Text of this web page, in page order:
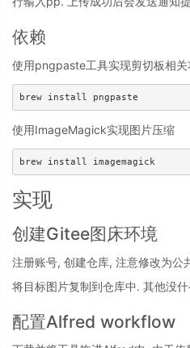
依赖
使用pngpaste工具实现剪切板相关
使用ImageMagick实现图片压缩
实现
创建Gitee图床环境
注册账号, 创建仓库, 注意修改为公
将目标图片复制到仓库中. 其他没
配置Alfred workflow